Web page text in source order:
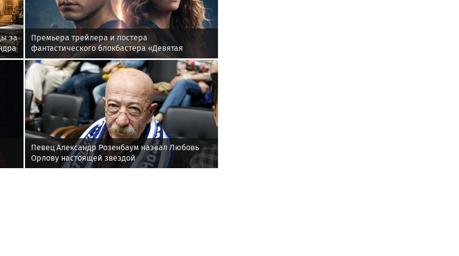
за
Премьера трейлера и постера
фантастического блокбастера «Девятая
планета»
Певец Александр Розенбаум назвал Любовь
Орлову настоящей звездой